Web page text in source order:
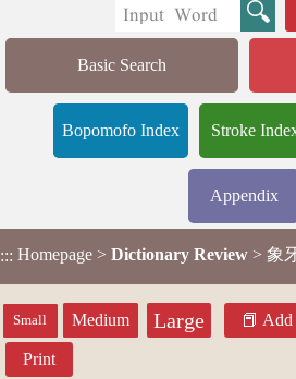
Basic Search
Bopomofo Index Stroke
Appendix
::: Homepage > Dictionary Review > 象
Small Medium Large Add
Print